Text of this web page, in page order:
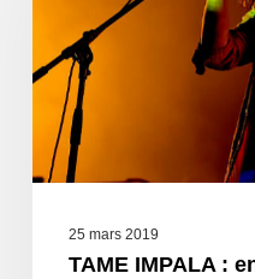
25 mars 2019
TAME IMPALA :